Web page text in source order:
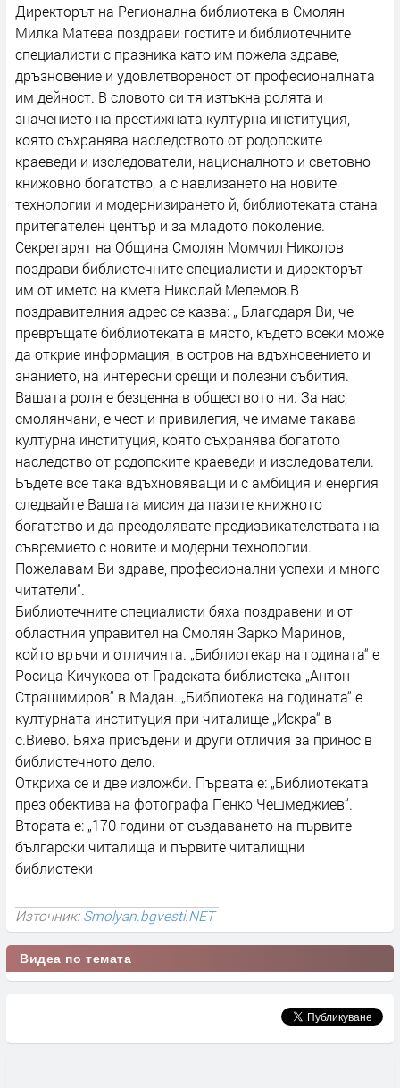
Директорът на Регионална библиотека в Смолян
Милка Матева поздрави гостите и библиотечните
специалисти с празника като им пожела здраве,
дръзновение и удовлетвореност от професионалната
им дейност. В словото си тя изтъкна ролята и
значението на престижната културна институция,
която съхранява наследството от родопските
краеведи и изследователи, националното и световно
книжовно богатство, а с навлизането на новите
технологии и модернизирането й, библиотеката стана
притегателен център и за младото поколение.
Секретарят на Община Смолян Момчил Николов
поздрави библиотечните специалисти и директорът
им от името на кмета Николай Мелемов.В
поздравителния адрес се казва: „ Благодаря Ви, че
превръщате библиотеката в място, където всеки може
да открие информация, в остров на вдъхновението и
знанието, на интересни срещи и полезни събития.
Вашата роля е безценна в обществото ни. За нас,
смолянчани, е чест и привилегия, че имаме такава
културна институция, която съхранява богатото
наследство от родопските краеведи и изследователи.
Бъдете все така вдъхновяващи и с амбиция и енергия
следвайте Вашата мисия да пазите книжното
богатство и да преодолявате предизвикателствата на
съвремието с новите и модерни технологии.
Пожелавам Ви здраве, професионални успехи и много
читатели“.
Библиотечните специалисти бяха поздравени и от
областния управител на Смолян Зарко Маринов,
който връчи и отличията. „Библиотекар на годината“ е
Росица Кичукова от Градската библиотека „Антон
Страшимиров“ в Мадан. „Библиотека на годината“ е
културната институция при читалище „Искра“ в
с.Виево. Бяха присъдени и други отличия за принос в
библиотечното дело.
Откриха се и две изложби. Първата е: „Библиотеката
през обектива на фотографа Пенко Чешмеджиев“.
Втората е: „170 години от създаването на първите
български читалища и първите читалищни
библиотеки
Източник:Smolyan.bgvesti.NET
Видеа по темата